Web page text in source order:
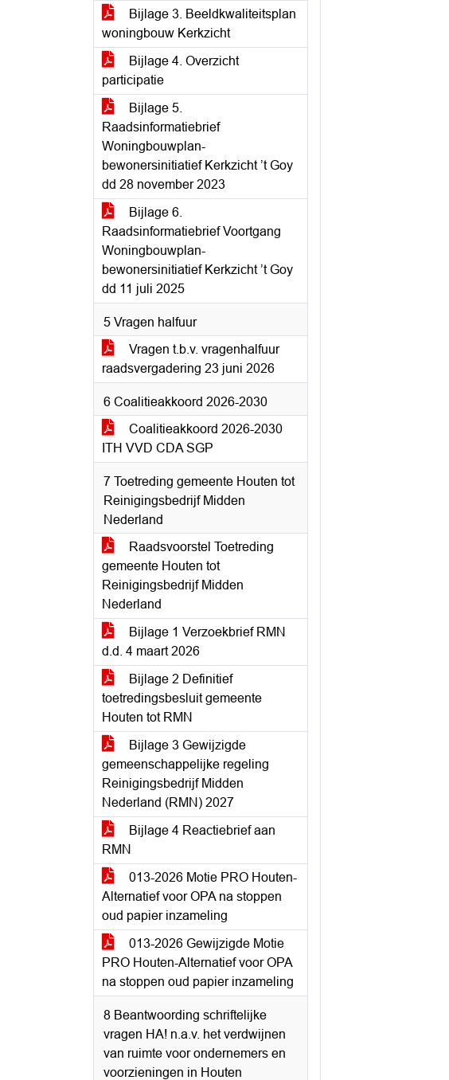
Bijlage 3. Beeldkwaliteitsplan
woningbouw Kerkzicht
Bijlage 4. Overzicht
participatie
Bijlage 5.
Raadsinformatiebrief
Woningbouwplan-
bewonersinitiatief Kerkzicht ’t Goy
dd 28 november 2023
Bijlage 6.
Raadsinformatiebrief Voortgang
Woningbouwplan-
bewonersinitiatief Kerkzicht ’t Goy
dd 11 juli 2025
5 Vragen halfuur
Vragen t.b.v. vragenhalfuur
raadsvergadering 23 juni 2026
6 Coalitieakkoord 2026-2030
Coalitieakkoord 2026-2030
ITH VVD CDA SGP
7 Toetreding gemeente Houten tot
Reinigingsbedrijf Midden
Nederland
Raadsvoorstel Toetreding
gemeente Houten tot
Reinigingsbedrijf Midden
Nederland
Bijlage 1 Verzoekbrief RMN
d.d. 4 maart 2026
Bijlage 2 Definitief
toetredingsbesluit gemeente
Houten tot RMN
Bijlage 3 Gewijzigde
gemeenschappelijke regeling
Reinigingsbedrijf Midden
Nederland (RMN) 2027
Bijlage 4 Reactiebrief aan
RMN
013-2026 Motie PRO Houten-
Alternatief voor OPA na stoppen
oud papier inzameling
013-2026 Gewijzigde Motie
PRO Houten-Alternatief voor OPA
na stoppen oud papier inzameling
8 Beantwoording schriftelijke
vragen HA! n.a.v. het verdwijnen
van ruimte voor ondernemers en
voorzieningen in Houten